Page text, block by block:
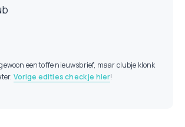
een toffe nieuwsbrief, maar clubje klonk
Vorige edities check je hier!